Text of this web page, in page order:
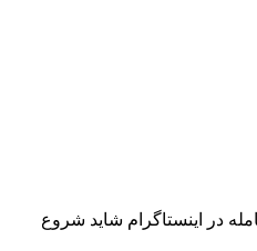
در اینستاگرام شاید شروع